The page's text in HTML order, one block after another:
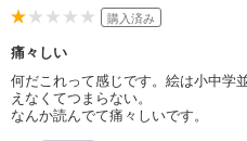
購入済み
痛々しい
何だこれって感じです。絵は小中学
えなくてつまらない。
なんか読んでて痛々しいです。